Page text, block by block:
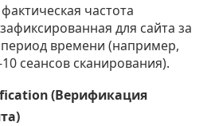
частота
для сайта за
времени (например,
сеансов сканирования).
(Верификация